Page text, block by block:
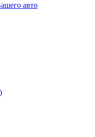
авто